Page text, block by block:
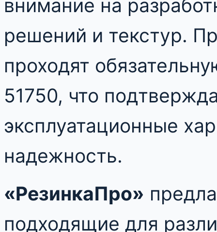
внимание на
решений и текстур.
проходят
51750, что
эксплуатационные
надежность.
«РезинкаПро»
подходящие для